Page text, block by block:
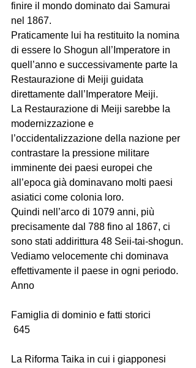
finire il mondo dominato dai Samurai
nel 1867.
Praticamente lui ha restituito la nomina
di essere lo Shogun all’Imperatore in
quell’anno e successivamente parte la
Restaurazione di Meiji guidata
direttamente dall’Imperatore Meiji.
La Restaurazione di Meiji sarebbe la
modernizzazione e
l’occidentalizzazione della nazione per
contrastare la pressione militare
imminente dei paesi europei che
all’epoca già dominavano molti paesi
asiatici come colonia loro.
Quindi nell’arco di 1079 anni, più
precisamente dal 788 fino al 1867, ci
sono stati addirittura 48 Seii-tai-shogun.
Vediamo velocemente chi dominava
effettivamente il paese in ogni periodo.
Anno
Famiglia di dominio e fatti storici
645
La Riforma Taika in cui i giapponesi